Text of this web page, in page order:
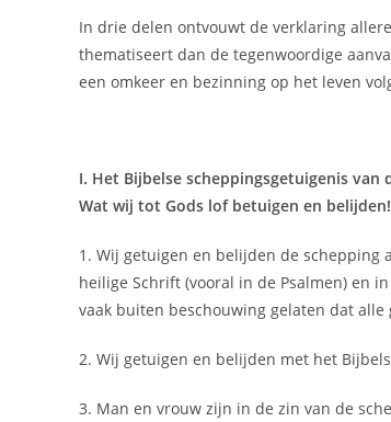
In drie delen ontvouwt de verklaring
thematiseert dan de tegenwoordige
een omkeer en bezinning op het leven
I. Het Bijbelse scheppingsgetuigenis van
Wat wij tot Gods lof betuigen en
1. Wij getuigen en belijden de schepping
heilige Schrift (vooral in de Psalmen) en
vaak buiten beschouwing gelaten dat
2. Wij getuigen en belijden met het
3. Man en vrouw zijn in de zin van de